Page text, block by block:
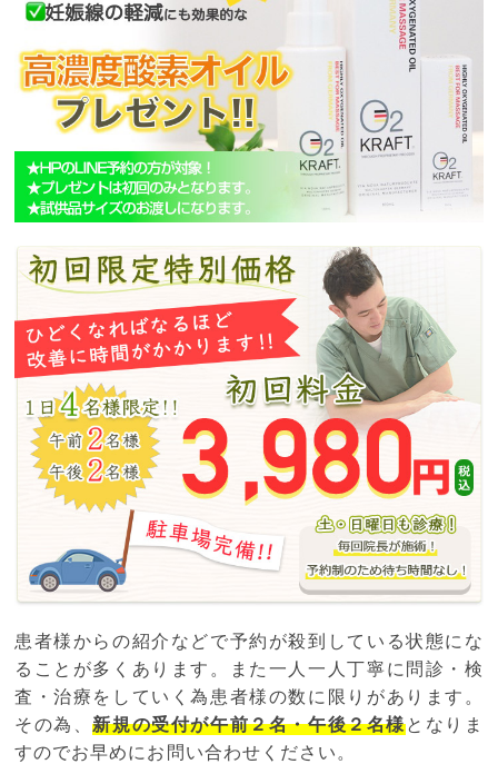
患者様からの紹介などで予約が殺到している状態にな
ることが多くあります。また一人一人丁寧に問診・検
査・治療をしていく為患者様の数に限りがあります。
その為、新規の受付が午前２名・午後２名様となりま
すのでお早めにお問い合わせください。